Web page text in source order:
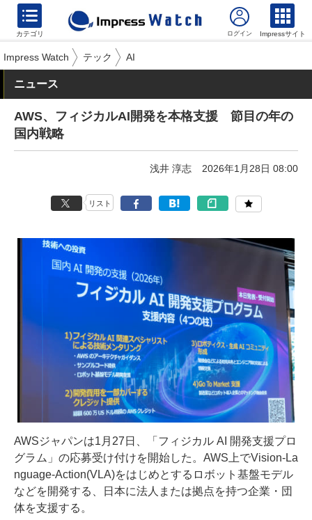
カテゴリ Impressサイト
Impress Watch テック AI
ニュース
AWS、フィジカルAI開発を本格支援 節目の年の
国内戦略
浅井 淳志 2026年1月28日 08:00
リスト
AWSジャパンは1月27日、「フィジカル AI 開発支援プロ
グラム」の応募受け付けを開始した。AWS上でVision-La
nguage-Action(VLA)をはじめとするロボット基盤モデル
などを開発する、日本に法人または拠点を持つ企業・団
体を支援する。